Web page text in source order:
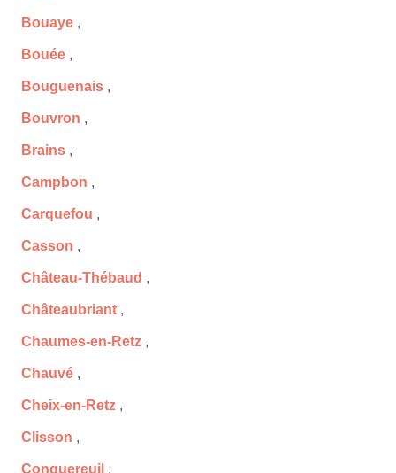
Bouaye ,
Bouée ,
Bouguenais ,
Bouvron ,
Brains ,
Campbon ,
Carquefou ,
Casson ,
Château-Thébaud ,
Châteaubriant ,
Chaumes-en-Retz ,
Chauvé ,
Cheix-en-Retz ,
Clisson ,
Conquereuil ,